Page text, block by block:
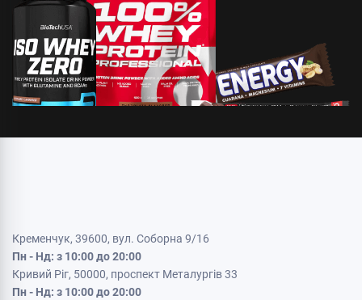
Кременчук, 39600, вул. Соборна 9/16
Пн - Нд: з 10:00 до 20:00
Кривий Ріг, 50000, проспект Металургів 33
Пн - Нд: з 10:00 до 20:00